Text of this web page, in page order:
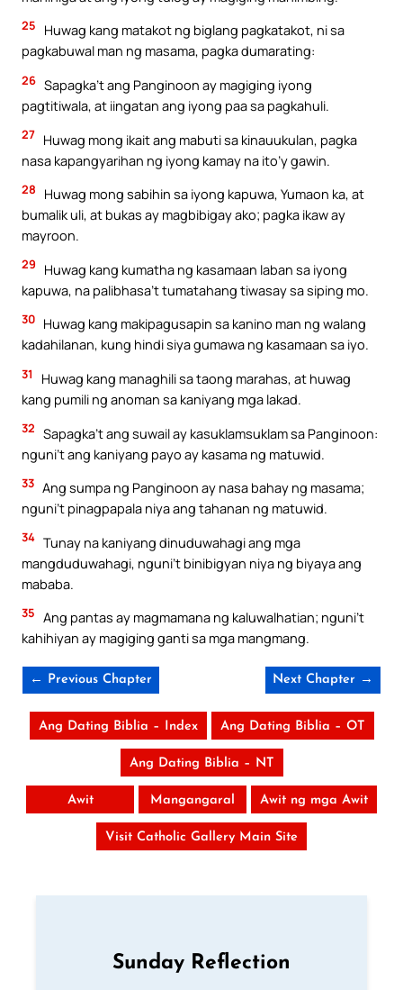
25
Huwag kang matakot ng biglang pagkatakot, ni sa
pagkabuwal man ng masama, pagka dumarating:
26 Sapagka’t ang Panginoon ay magiging iyong
pagtitiwala, at iingatan ang iyong paa sa pagkahuli.
27 Huwag mong ikait ang mabuti sa kinauukulan, pagka
nasa kapangyarihan ng iyong kamay na ito’y gawin.
28
Huwag mong sabihin sa iyong kapuwa, Yumaon ka, at
bumalik uli, at bukas ay magbibigay ako; pagka ikaw ay
mayroon.
29
Huwag kang kumatha ng kasamaan laban sa iyong
kapuwa, na palibhasa’t tumatahang tiwasay sa siping mo.
30 Huwag kang makipagusapin sa kanino man ng walang
kadahilanan, kung hindi siya gumawa ng kasamaan sa iyo.
31
Huwag kang managhili sa taong marahas, at huwag
kang pumili ng anoman sa kaniyang mga lakad.
32 Sapagka’t ang suwail ay kasuklamsuklam sa Panginoon:
nguni’t ang kaniyang payo ay kasama ng matuwid.
33 Ang sumpa ng Panginoon ay nasa bahay ng masama;
nguni’t pinagpapala niya ang tahanan ng matuwid.
34 Tunay na kaniyang dinuduwahagi ang mga
mangduduwahagi, nguni’t binibigyan niya ng biyaya ang
mababa.
35 Ang pantas ay magmamana ng kaluwalhatian; nguni’t
kahihiyan ay magiging ganti sa mga mangmang.
← Previous Chapter Next Chapter →
Ang Dating Biblia – Index Ang Dating Biblia – OT
Ang Dating Biblia – NT
Awit Mangangaral Awit ng mga Awit
Visit Catholic Gallery Main Site
Sunday Reflection